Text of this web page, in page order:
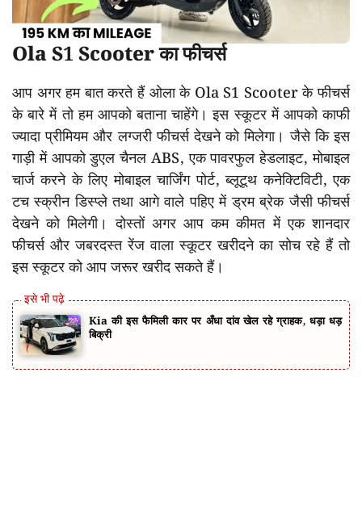
Ola S1 Scooter का फीचर्स
आप अगर हम बात करते हैं ओला के Ola S1 Scooter के फीचर्स
के बारे में तो हम आपको बताना चाहेंगे। इस स्कूटर में आपको काफी
ज्यादा प्रीमियम और लग्जरी फीचर्स देखने को मिलेगा। जैसे कि इस
गाड़ी में आपको डुएल चैनल ABS, एक पावरफुल हेडलाइट, मोबाइल
चार्ज करने के लिए मोबाइल चार्जिंग पोर्ट, ब्लूटूथ कनेक्टिविटी, एक
टच स्क्रीन डिस्प्ले तथा आगे वाले पहिए में ड्रम ब्रेक जैसी फीचर्स
देखने को मिलेगी। दोस्तों अगर आप कम कीमत में एक शानदार
फीचर्स और जबरदस्त रेंज वाला स्कूटर खरीदने का सोच रहे हैं तो
इस स्कूटर को आप जरूर खरीद सकते हैं।
Kia की इस फैमिली कार पर अँधा दांव खेल रहे ग्राहक, धड़ा धड़
बिक्री